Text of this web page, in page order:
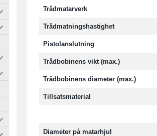
Trådmatarverk
Trådmatningshastighet
Pistolanslutning
Trådbobinens vikt (max.)
Trådbobinens diameter (max.)
Tillsatsmaterial
Diameter på matarhjul